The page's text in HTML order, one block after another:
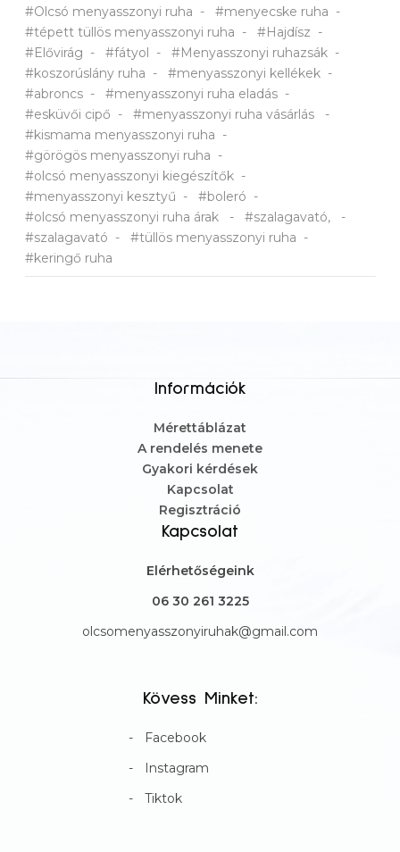
#Olcsó menyasszonyi ruha
#menyecske ruha
#tépett tüllös menyasszonyi ruha
#Hajdísz
#Elővirág
#fátyol
#Menyasszonyi ruhazsák
#koszorúslány ruha
#menyasszonyi kellékek
#abroncs
#menyasszonyi ruha eladás
#esküvői cipő
#menyasszonyi ruha vásárlás
#kismama menyasszonyi ruha
#görögös menyasszonyi ruha
#olcsó menyasszonyi kiegészítők
#menyasszonyi kesztyű
#boleró
#olcsó menyasszonyi ruha árak
#szalagavató,
#szalagavató
#tüllös menyasszonyi ruha
#keringő ruha
Információk
Mérettáblázat
A rendelés menete
Gyakori kérdések
Kapcsolat
Regisztráció
Kapcsolat
Elérhetőségeink
06 30 261 3225
olcsomenyasszonyiruhak@gmail.com
Kövess Minket:
Facebook
Instagram
Tiktok